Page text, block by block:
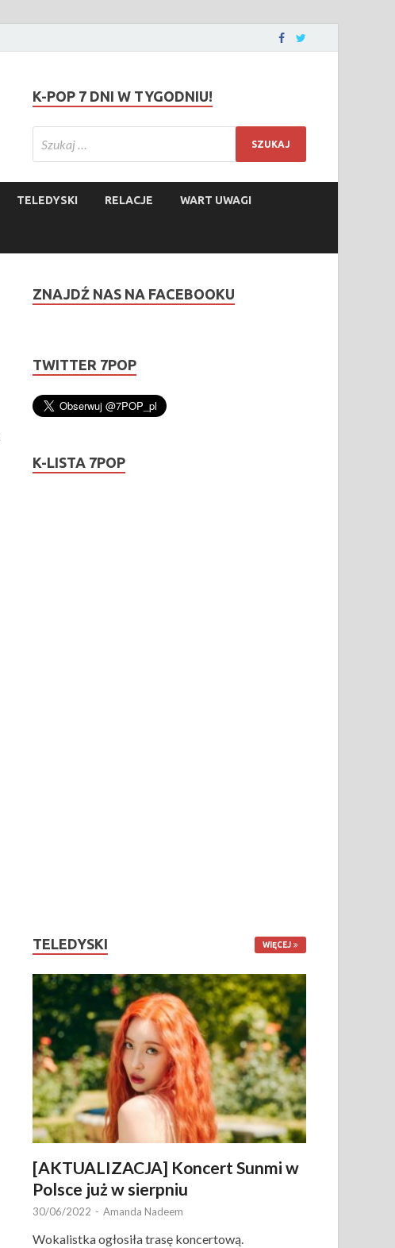
K-POP 7 DNI W TYGODNIU!
TELEDYSKI RELACJE WART UWAGI
ZNAJDŹ NAS NA FACEBOOKU
TWITTER 7POP
K-LISTA 7POP
TELEDYSKI WIĘCEJ
[AKTUALIZACJA] Koncert Sunmi w
Polsce już w sierpniu
30/06/2022 - Amanda Nadeem
Wokalistka ogłosiła trasę koncertową.